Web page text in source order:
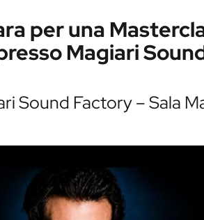
per una
Magiari
Sound Factory – Sala